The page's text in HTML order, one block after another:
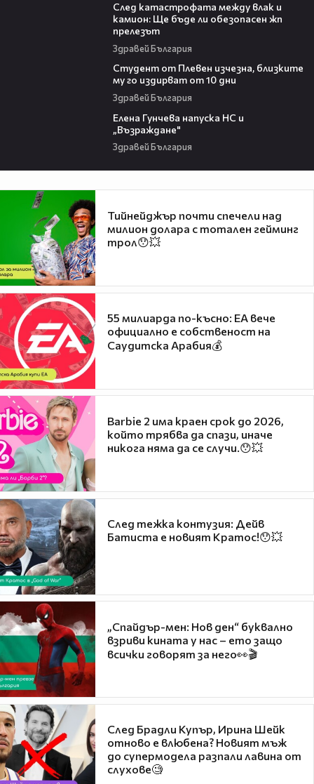
След катастрофата между влак и
камион: Ще бъде ли обезопасен жп
прелезът
Здравей България
Студент от Плевен изчезна, близките
му го издирват от 10 дни
Здравей България
Eлена Гунчева напуска НС и
„Възраждане"
Здравей България
Тийнейджър почти спечели над
милион долара с тотален гейминг
трол😯💥
55 милиарда по-късно: EA вече
официално е собственост на
Саудитска Арабия💰
Barbie 2 има краен срок до 2026,
който трябва да спази, иначе
никога няма да се случи.😯💥
След тежка контузия: Дейв
Батиста е новият Кратос!😯💥
„Спайдър-мен: Нов ден“ буквално
взриви кината у нас – ето защо
всички говорят за него👀🎬
След Брадли Купър, Ирина Шейк
отново е влюбена? Новият мъж
до супермодела разпали лавина от
слухове🧐